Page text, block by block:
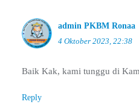
admin PKBM Ronaa
4 Oktober 2023, 22:38
Baik Kak, kami tunggu di
Reply